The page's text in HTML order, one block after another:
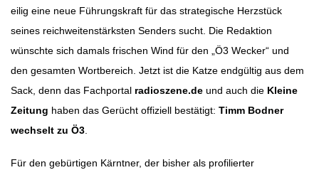
eilig eine neue Führungskraft für das strategische Herzstück
seines reichweitenstärksten Senders sucht. Die Redaktion
wünschte sich damals frischen Wind für den „Ö3 Wecker“ und
den gesamten Wortbereich. Jetzt ist die Katze endgültig aus dem
Sack, denn das Fachportal radioszene.de und auch die Kleine
Zeitung haben das Gerücht offiziell bestätigt: Timm Bodner
wechselt zu Ö3
Für den gebürtigen Kärntner, der bisher als profilierter